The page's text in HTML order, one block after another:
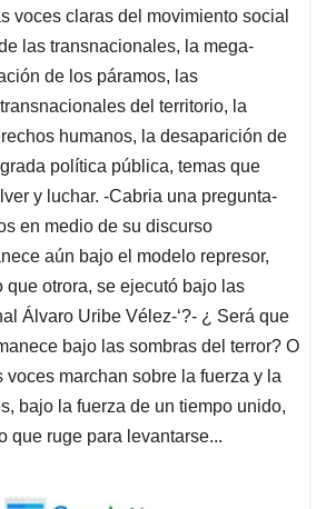
voces claras del movimiento social
las transnacionales, la mega-
de los páramos, las
del territorio, la
humanos, la desaparición de
política pública, temas que
y luchar. -Cabria una pregunta-
en medio de su discurso
aún bajo el modelo represor,
que otrora, se ejecutó bajo las
Álvaro Uribe Vélez-‘?- ¿ Será que
bajo las sombras del terror? O
voces marchan sobre la fuerza y la
bajo la fuerza de un tiempo unido,
que ruge para levantarse...